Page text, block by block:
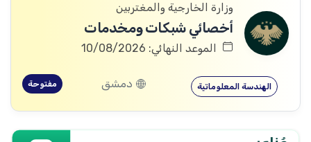
وزارة الخارجية والمغتربين
أخصائي شبكات ومخدمات
الموعد النهائي: 10/08/2026
الهندسة المعلوماتية دمشق مفتوحة